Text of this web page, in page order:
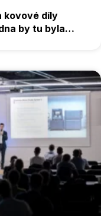
kovové díly
by tu byla…